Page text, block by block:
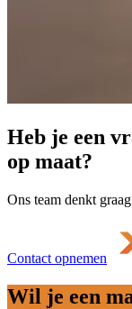
Heb je een
op maat?
Ons team denkt
Contact opnemen
Wil je een